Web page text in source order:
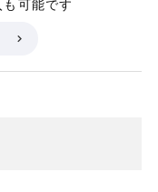
可能です